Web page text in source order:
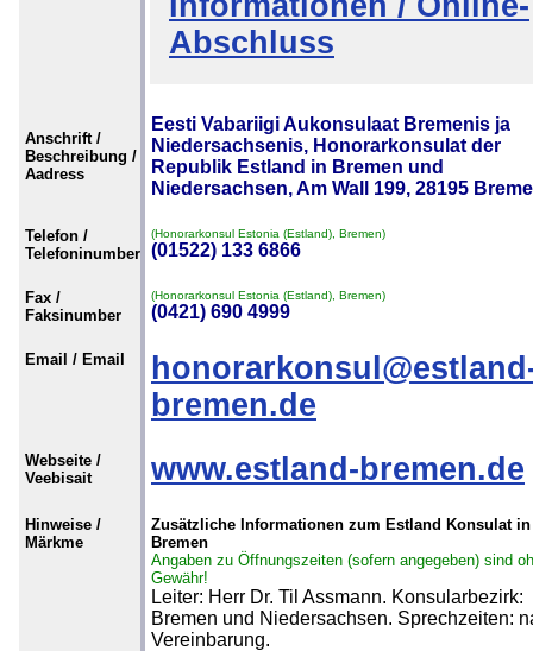
Abschluss
Anschrift /
Beschreibung /
Aadress
Eesti Vabariigi Aukonsulaat Bremenis ja
Niedersachsenis, Honorarkonsulat der
Republik Estland in Bremen und
Niedersachsen, Am Wall 199, 28195
Telefon /
Telefoninumber
(Honorarkonsul Estonia (Estland), Bremen)
(01522) 133 6866
Fax /
Faksinumber
(Honorarkonsul Estonia (Estland), Bremen)
(0421) 690 4999
Email / Email
bremen.de
Webseite /
Veebisait
www.estland-bremen.de
Hinweise /
Märkme
Zusätzliche Informationen zum Estland Konsulat in
Bremen
Angaben zu Öffnungszeiten (sofern angegeben) sind
Gewähr!
Leiter: Herr Dr. Til Assmann. Konsularbezirk:
Bremen und Niedersachsen. Sprechzeiten:
Vereinbarung.